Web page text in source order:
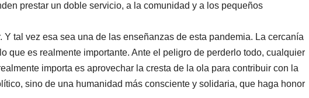
prestar un doble servicio, a la comunidad y a los pequeños
tal vez esa sea una de las enseñanzas de esta pandemia. La cercanía
que es realmente importante. Ante el peligro de perderlo todo, cualquier
importa es aprovechar la cresta de la ola para contribuir con la
sino de una humanidad más consciente y solidaria, que haga honor